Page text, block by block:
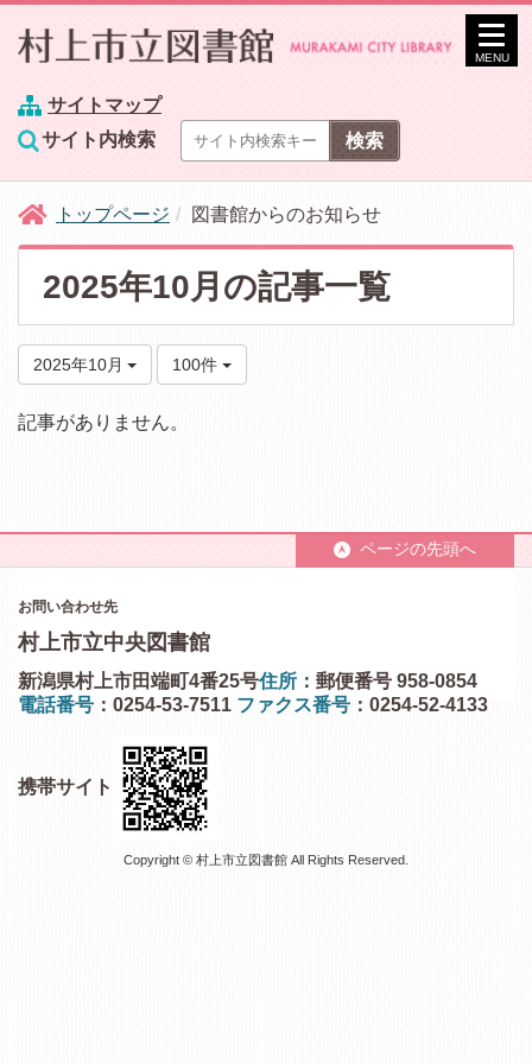
サイトマップ
サイト内検索
MENU
トップページ 図書館からのお知らせ
2025年10月の記事一覧
2025年10月 100件
記事がありません。
ページの先頭へ
お問い合わせ先
村上市立中央図書館
住所 ：郵便番号 958-0854
新潟県村上市田端町4番25号
電話番号 ：0254-53-7511 ファクス番号 ：0254-52-4133
携帯サイト
Copyright © 村上市立図書館 All Rights Reserved.